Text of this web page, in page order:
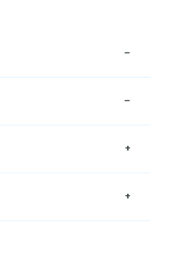
−
−
+
+